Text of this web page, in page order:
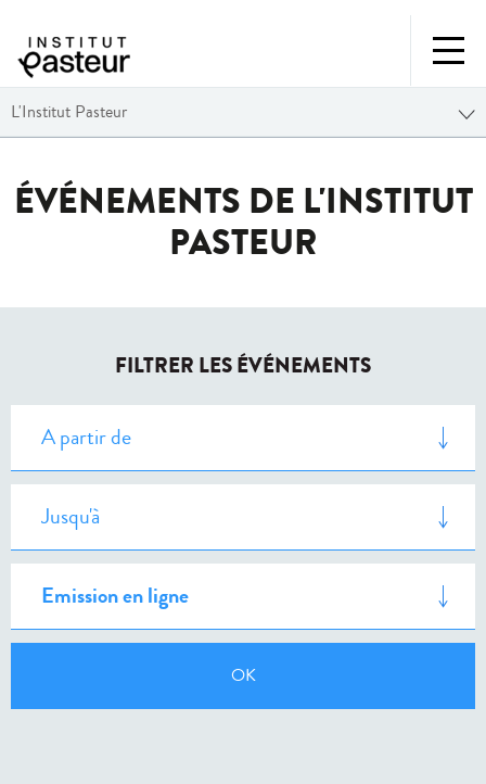
L'Institut Pasteur
ÉVÉNEMENTS DE L'INSTITUT
PASTEUR
FILTRER LES ÉVÉNEMENTS